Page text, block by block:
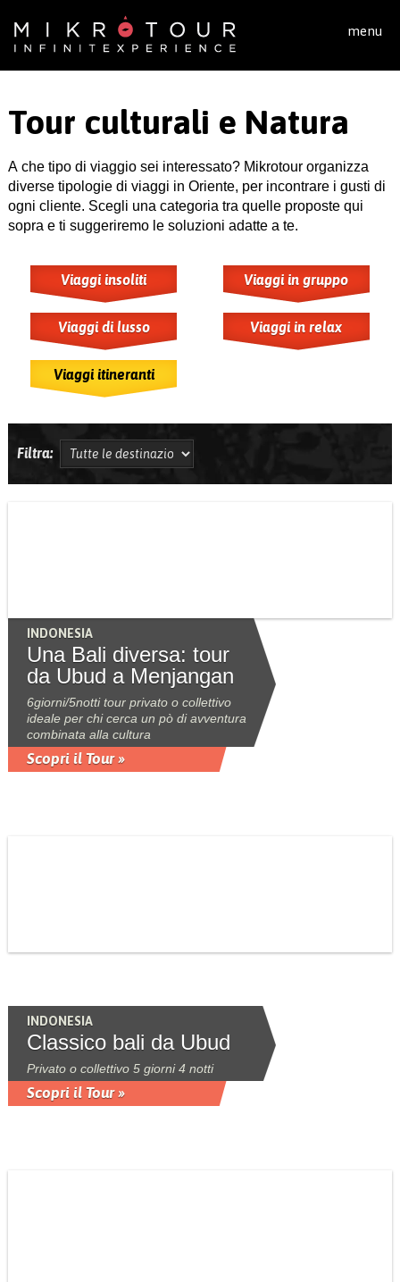
menu
Tour culturali e Natura
A che tipo di viaggio sei interessato? Mikrotour organizza
diverse tipologie di viaggi in Oriente, per incontrare i gusti di
ogni cliente. Scegli una categoria tra quelle proposte qui
sopra e ti suggeriremo le soluzioni adatte a te.
Viaggi insoliti Viaggi in gruppo
Viaggi di lusso Viaggi in relax
Viaggi itineranti
Filtra:
INDONESIA
Una Bali diversa: tour
da Ubud a Menjangan
6giorni/5notti tour privato o collettivo
ideale per chi cerca un pò di avventura
combinata alla cultura
Scopri il Tour »
INDONESIA
Classico bali da Ubud
Privato o collettivo 5 giorni 4 notti
Scopri il Tour »